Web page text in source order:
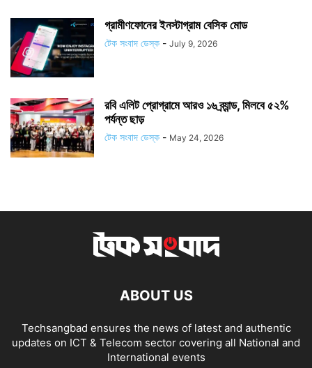
গ্রামীণফোনের ইনস্টাগ্রাম বেসিক মোড
টেক সংবাদ ডেস্ক - July 9, 2026
রবি এলিট প্রোগ্রামে আরও ১৬ ব্র্যান্ড, মিলবে ৫২%
পর্যন্ত ছাড়
টেক সংবাদ ডেস্ক - May 24, 2026
ABOUT US
Techsangbad ensures the news of latest and authentic
updates on ICT & Telecom sector covering all National and
International events